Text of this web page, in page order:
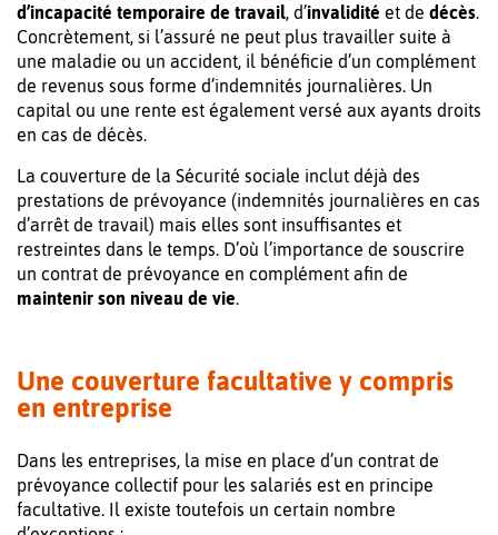
d’incapacité temporaire de travail , d’invalidité et de décès
Concrètement, si l’assuré ne peut plus travailler suite à
une maladie ou un accident, il bénéficie d’un complément
de revenus sous forme d’indemnités journalières. Un
capital ou une rente est également versé aux ayants droits
en cas de décès.
La couverture de la Sécurité sociale inclut déjà des
prestations de prévoyance (indemnités journalières en cas
d’arrêt de travail) mais elles sont insuffisantes et
restreintes dans le temps. D’où l’importance de souscrire
un contrat de prévoyance en complément afin de
maintenir son niveau de vie
Une couverture facultative y compris
en entreprise
Dans les entreprises, la mise en place d’un contrat de
prévoyance collectif pour les salariés est en principe
facultative. Il existe toutefois un certain nombre